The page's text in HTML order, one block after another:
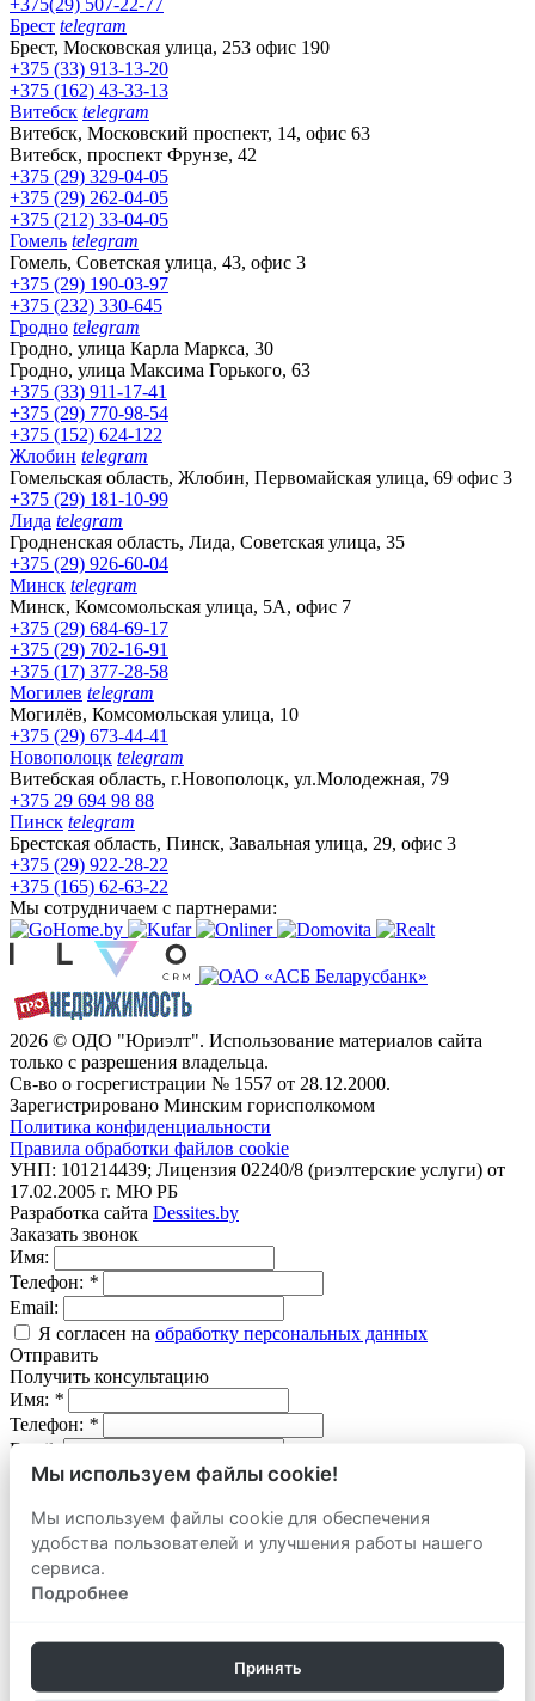
Брест telegram
Брест, Московская улица, 253 офис 190
+375 (33) 913-13-20
+375 (162) 43-33-13
Витебск telegram
Витебск, Московский проспект, 14, офис 63
Витебск, проспект Фрунзе, 42
+375 (29) 329-04-05
+375 (29) 262-04-05
+375 (212) 33-04-05
Гомель telegram
Гомель, Советская улица, 43, офис 3
+375 (29) 190-03-97
+375 (232) 330-645
Гродно telegram
Гродно, улица Карла Маркса, 30
Гродно, улица Максима Горького, 63
+375 (33) 911-17-41
+375 (29) 770-98-54
+375 (152) 624-122
Жлобин telegram
Гомельская область, Жлобин, Первомайская улица, 69 офис 3
+375 (29) 181-10-99
Лида telegram
Гродненская область, Лида, Советская улица, 35
+375 (29) 926-60-04
Минск telegram
Минск, Комсомольская улица, 5А, офис 7
+375 (29) 684-69-17
+375 (29) 702-16-91
+375 (17) 377-28-58
Могилев telegram
Могилёв, Комсомольская улица, 10
+375 (29) 673-44-41
Новополоцк telegram
Витебская область, г.Новополоцк, ул.Молодежная, 79
+375 29 694 98 88
Пинск telegram
Брестская область, Пинск, Завальная улица, 29, офис 3
+375 (29) 922-28-22
+375 (165) 62-63-22
Мы сотрудничаем с партнерами:
2026 © ОДО "Юриэлт". Использование материалов сайта
только с разрешения владельца.
Св-во о госрегистрации № 1557 от 28.12.2000.
Зарегистрировано Минским горисполкомом
Политика конфиденциальности
Правила обработки файлов cookie
УНП: 101214439; Лицензия 02240/8 (риэлтерские услуги) от
17.02.2005 г. МЮ РБ
Разработка сайта Dessites.by
Заказать звонок
Имя:
Телефон: *
Email:
Я согласен на обработку персональных данных
Отправить
Получить консультацию
Имя: *
Телефон: *
Email:
Я согласен наобработку персональных данных
Отправить
Оставить заявку
продать
Вид объекта:
Email:
Мы используем файлы cookie!
Мы используем файлы cookie для обеспечения
удобства пользователей и улучшения работы нашего
сервиса.
Подробнее
Принять